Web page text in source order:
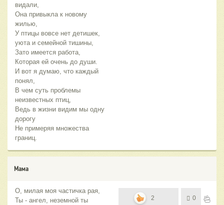
видали,
Она привыкла к новому
жилью,
У птицы вовсе нет детишек,
уюта и семейной тишины,
Зато имеется работа,
Которая ей очень до души.
И вот я думаю, что каждый
понял,
В чем суть проблемы
неизвестных птиц,
Ведь в жизни видим мы одну
дорогу
Не примеряя множества
границ.
Мама
О, милая моя частичка рая,
Ты - ангел, неземной ты
2 0